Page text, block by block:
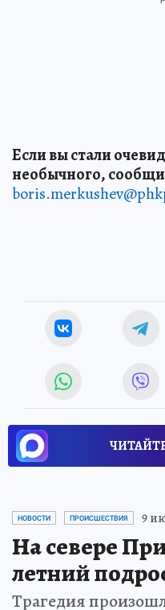
Если вы стали
необычного,
НОВОСТИ ПРОИСШЕСТВИЯ 9
На севере
летний
Трагедия